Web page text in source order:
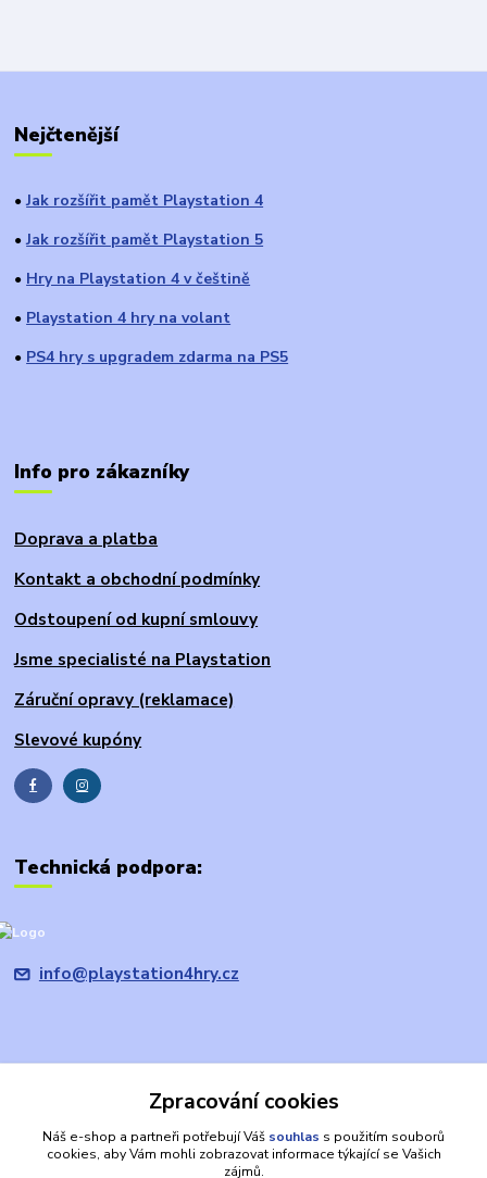
Nejčtenější
● Jak rozšířit pamět Playstation 4
● Jak rozšířit pamět Playstation 5
● Hry na Playstation 4 v češtině
● Playstation 4 hry na volant
● PS4 hry s upgradem zdarma na PS5
Info pro zákazníky
Doprava a platba
Kontakt a obchodní podmínky
Odstoupení od kupní smlouvy
Jsme specialisté na Playstation
Záruční opravy (reklamace)
Slevové kupóny
Technická podpora:
info@playstation4hry.cz
Upravit sběr cookies.
Prohlášení: provozovatel domény/prodávající je společnost
Zpracování cookies
Náš e-shop a partneři potřebují Váš souhlas s použitím souborů
cookies, aby Vám mohli zobrazovat informace týkající se Vašich
zájmů.